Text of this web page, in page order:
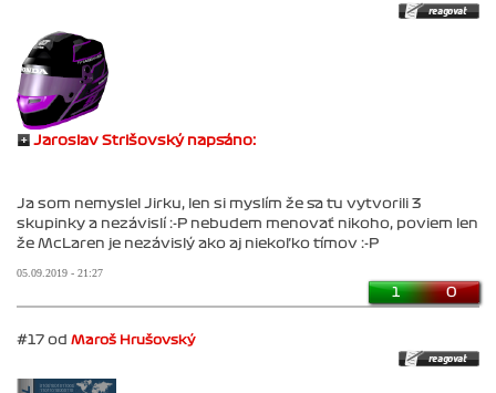
Jaroslav Strišovský napsáno:
Ja som nemyslel Jirku, len si myslím že sa tu vytvorili 3
skupinky a nezávislí :-P nebudem menovať nikoho, poviem len
že McLaren je nezávislý ako aj niekoľko tímov :-P
05.09.2019 - 21:27
1 0
#17 od Maroš Hrušovský